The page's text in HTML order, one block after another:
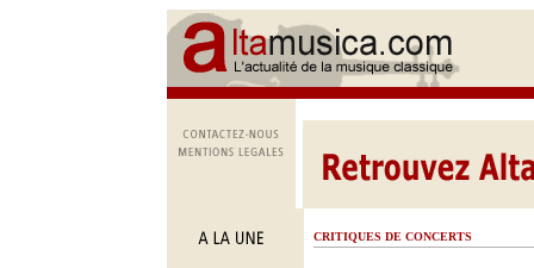
CRITIQUES DE CONCERTS